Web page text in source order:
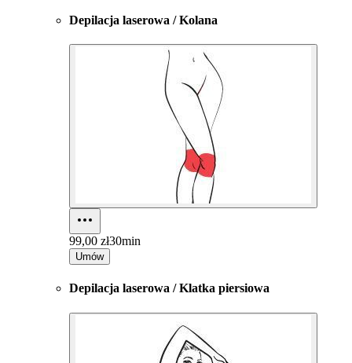
Depilacja laserowa / Kolana
99,00 zł30min
Umów
Depilacja laserowa / Klatka piersiowa